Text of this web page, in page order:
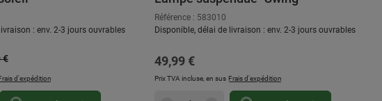
: env. 2-3 jours ouvrables
:
€
d'expédition
Référence : 583010
Disponible, délai de livraison : env. 2-3 jours ouvrables
Prix régulier :
49,99 €
Prix TVA incluse, en sus Frais d'expédition